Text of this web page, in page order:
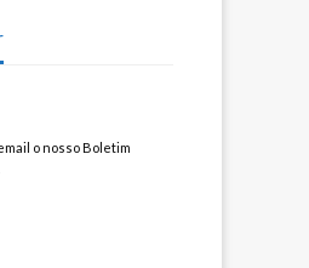
o nosso Boletim